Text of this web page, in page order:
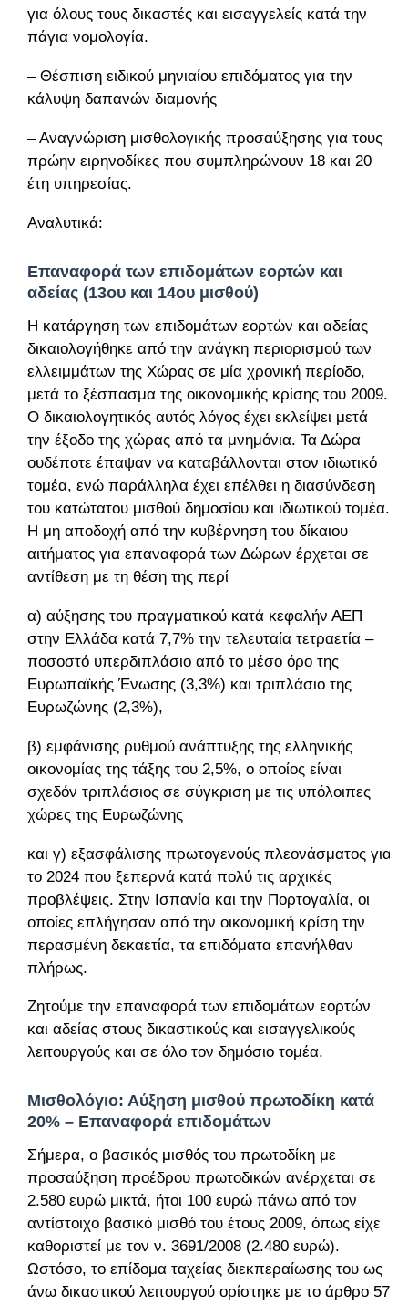
για όλους τους δικαστές και εισαγγελείς κατά την
πάγια νομολογία.
– Θέσπιση ειδικού μηνιαίου επιδόματος για την
κάλυψη δαπανών διαμονής
– Αναγνώριση μισθολογικής προσαύξησης για τους
πρώην ειρηνοδίκες που συμπληρώνουν 18 και 20
έτη υπηρεσίας.
Αναλυτικά:
Επαναφορά των επιδομάτων εορτών και
αδείας (13ου και 14ου μισθού)
Η κατάργηση των επιδομάτων εορτών και αδείας
δικαιολογήθηκε από την ανάγκη περιορισμού των
ελλειμμάτων της Χώρας σε μία χρονική περίοδο,
μετά το ξέσπασμα της οικονομικής κρίσης του 2009.
Ο δικαιολογητικός αυτός λόγος έχει εκλείψει μετά
την έξοδο της χώρας από τα μνημόνια. Τα Δώρα
ουδέποτε έπαψαν να καταβάλλονται στον ιδιωτικό
τομέα, ενώ παράλληλα έχει επέλθει η διασύνδεση
του κατώτατου μισθού δημοσίου και ιδιωτικού τομέα.
Η μη αποδοχή από την κυβέρνηση του δίκαιου
αιτήματος για επαναφορά των Δώρων έρχεται σε
αντίθεση με τη θέση της περί
α) αύξησης του πραγματικού κατά κεφαλήν ΑΕΠ
στην Ελλάδα κατά 7,7% την τελευταία τετραετία –
ποσοστό υπερδιπλάσιο από το μέσο όρο της
Ευρωπαϊκής Ένωσης (3,3%) και τριπλάσιο της
Ευρωζώνης (2,3%),
β) εμφάνισης ρυθμού ανάπτυξης της ελληνικής
οικονομίας της τάξης του 2,5%, ο οποίος είναι
σχεδόν τριπλάσιος σε σύγκριση με τις υπόλοιπες
χώρες της Ευρωζώνης
και γ) εξασφάλισης πρωτογενούς πλεονάσματος για
το 2024 που ξεπερνά κατά πολύ τις αρχικές
προβλέψεις. Στην Ισπανία και την Πορτογαλία, οι
οποίες επλήγησαν από την οικονομική κρίση την
περασμένη δεκαετία, τα επιδόματα επανήλθαν
πλήρως.
Ζητούμε την επαναφορά των επιδομάτων εορτών
και αδείας στους δικαστικούς και εισαγγελικούς
λειτουργούς και σε όλο τον δημόσιο τομέα.
Μισθολόγιο: Αύξηση μισθού πρωτοδίκη κατά
20% – Επαναφορά επιδομάτων
Σήμερα, ο βασικός μισθός του πρωτοδίκη με
προσαύξηση προέδρου πρωτοδικών ανέρχεται σε
2.580 ευρώ μικτά, ήτοι 100 ευρώ πάνω από τον
αντίστοιχο βασικό μισθό του έτους 2009, όπως είχε
καθοριστεί με τον ν. 3691/2008 (2.480 ευρώ).
Ωστόσο, το επίδομα ταχείας διεκπεραίωσης του ως
άνω δικαστικού λειτουργού ορίστηκε με το άρθρο 57